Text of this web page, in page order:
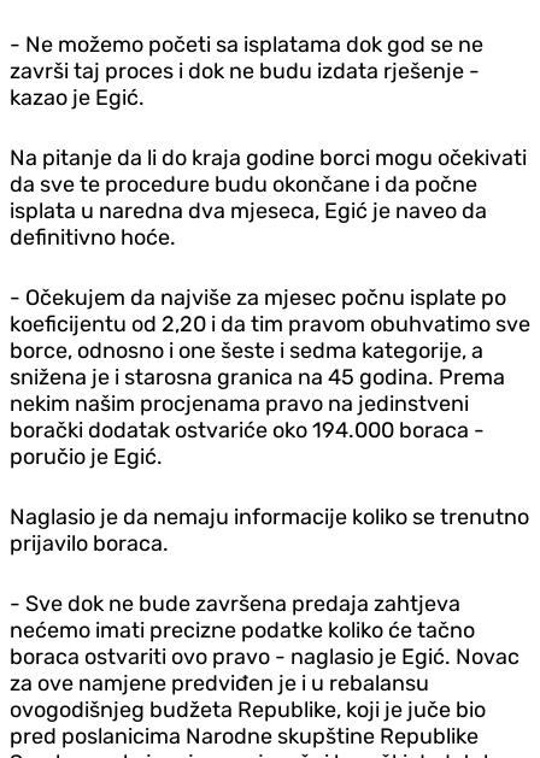
- Ne možemo početi sa isplatama dok god se ne
završi taj proces i dok ne budu izdata rješenje -
kazao je Egić.
Na pitanje da li do kraja godine borci mogu očekivati
da sve te procedure budu okončane i da počne
isplata u naredna dva mjeseca, Egić je naveo da
definitivno hoće.
- Očekujem da najviše za mjesec počnu isplate po
koeficijentu od 2,20 i da tim pravom obuhvatimo sve
borce, odnosno i one šeste i sedma kategorije, a
snižena je i starosna granica na 45 godina. Prema
nekim našim procjenama pravo na jedinstveni
borački dodatak ostvariće oko 194.000 boraca -
poručio je Egić.
Naglasio je da nemaju informacije koliko se trenutno
prijavilo boraca.
- Sve dok ne bude završena predaja zahtjeva
nećemo imati precizne podatke koliko će tačno
boraca ostvariti ovo pravo - naglasio je Egić. Novac
za ove namjene predviđen je i u rebalansu
ovogodišnjeg budžeta Republike, koji je juče bio
pred poslanicima Narodne skupštine Republike